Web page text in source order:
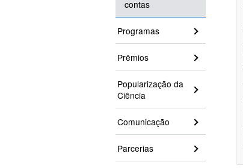
contas
Programas
Prêmios
Popularização da
Ciência
Comunicação
Parcerias